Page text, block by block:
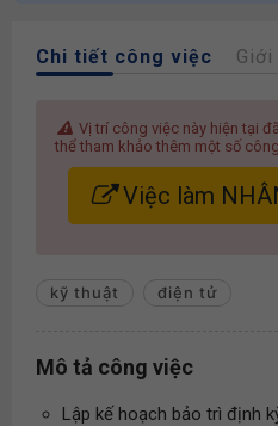
Chi tiết công việc
Vị trí công việc này hiện tại
thể tham khảo thêm một số
Việc làm
kỹ thuật điện tử
Mô tả công việc
Lập kế hoạch bảo trì định